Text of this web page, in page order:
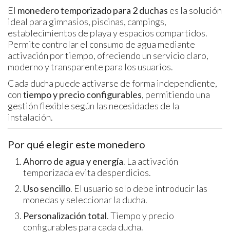
El monedero temporizado para 2 duchas es la solución
ideal para gimnasios, piscinas, campings,
establecimientos de playa y espacios compartidos.
Permite controlar el consumo de agua mediante
activación por tiempo, ofreciendo un servicio claro,
moderno y transparente para los usuarios.
Cada ducha puede activarse de forma independiente,
contiempo y precio configurables, permitiendo una
gestión flexible según las necesidades de la
instalación.
Por qué elegir este monedero
Ahorro de agua y energía. La activación
temporizada evita desperdicios.
Uso sencillo. El usuario solo debe introducir las
monedas y seleccionar la ducha.
Personalización total. Tiempo y precio
configurables para cada ducha.